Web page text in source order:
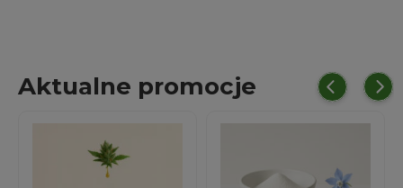
Aktualne promocje